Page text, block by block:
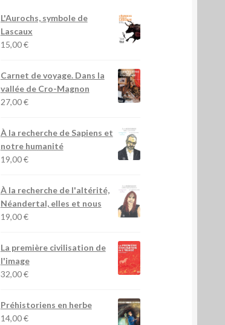
L'Aurochs, symbole de
Lascaux
15,00€
Carnet de voyage. Dans la
vallée de Cro-Magnon
27,00€
À la recherche de Sapiens et
notre humanité
19,00€
À la recherche de l'altérité,
Néandertal, elles et nous
19,00€
La première civilisation de
l'image
32,00€
Préhistoriens en herbe
14,00€